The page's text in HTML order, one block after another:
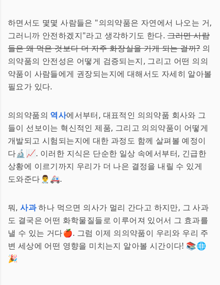
하면서도 몇몇 사람들은 "의의약품은 자연에서 나오는 거,
그러니까 안전하겠지"라고 생각하기도 한다.그러면 사람
들은 왜 먹은 것보다 더 자주 화장실을 가게 되는 걸까?의
의약품의 안전성은 어떻게 검증되는지, 그리고 어떤 의의
약품이 사람들에게 권장되는지에 대해서도 자세히 알아볼
필요가 있다.
의의약품의 역사에서부터, 대표적인 의의약품 회사와 그
들이 선보이는 혁신적인 제품, 그리고 의의약품이 어떻게
개발되고 시험되는지에 대한 과정도 함께 살펴볼 예정이
다🔬📈. 이러한 지식은 단순한 일상 속에서부터, 긴급한
상황에 이르기까지 우리가 더 나은 결정을 내릴 수 있게
도와준다👨‍⚕️🚑.
뭐,사과하나 먹으면 의사가 멀리 간다고 하지만, 그 사과
도 결국은 어떤 화학물질들로 이루어져 있어서 그 효과를
낼 수 있는 거다🍎. 그럼 이제 의의약품이 우리와 우리 주
변 세상에 어떤 영향을 미치는지 알아볼 시간이다! 📚🌐
🎉